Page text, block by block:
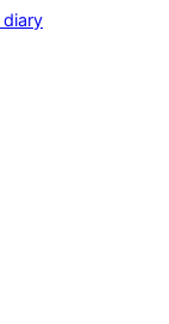
diary